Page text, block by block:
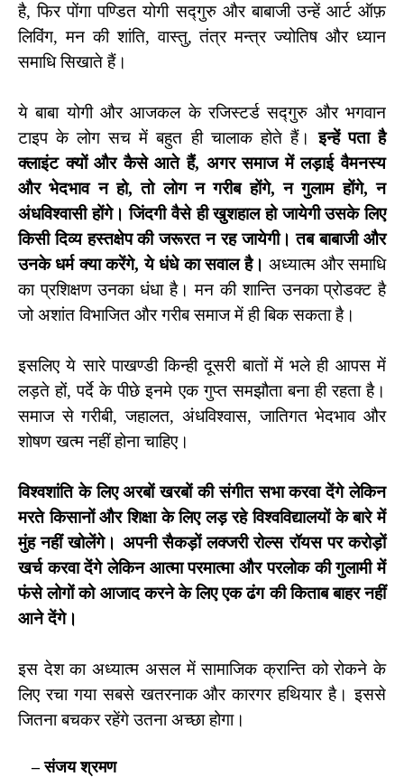
है,फिर पोंगा पण्डित योगी सद्गुरु और बाबाजी उन्हें आर्ट ऑफ़
लिविंग,मन की शांति,वास्तु,तंत्र मन्त्र ज्योतिष और ध्यान
समाधि सिखाते हैं।
ये बाबा योगी और आजकल के रजिस्टर्ड सद्गुरु और भगवान
टाइप के लोग सच में बहुत ही चालाक होते हैं।इन्हें पता है
क्लाइंट क्यों और कैसे आते हैं, अगर समाज में लड़ाई वैमनस्य
और भेदभाव न हो, तो लोग न गरीब होंगे, न गुलाम होंगे, न
अंधविश्वासी होंगे। जिंदगी वैसे ही खुशहाल हो जायेगी उसके लिए
किसी दिव्य हस्तक्षेप की जरूरत न रह जायेगी। तब बाबाजी और
उनके धर्म क्या करेंगे,ये धंधे का सवाल है।अध्यात्म और समाधि
का प्रशिक्षण उनका धंधा है। मन की शान्ति उनका प्रोडक्ट है
जो अशांत विभाजित और गरीब समाज में ही बिक सकता है।
इसलिए ये सारे पाखण्डी किन्ही दूसरी बातों में भले ही आपस में
लड़ते हों,पर्दे के पीछे इनमे एक गुप्त समझौता बना ही रहता है।
समाज से गरीबी,जहालत, अंधविश्वास,जातिगत भेदभाव और
शोषण खत्म नहीं होना चाहिए।
विश्वशांति के लिए अरबों खरबों की संगीत सभा करवा देंगे लेकिन
मरते किसानों और शिक्षा के लिए लड़ रहे विश्वविद्यालयों के बारे में
मुंह नहीं खोलेंगे। अपनी सैकड़ों लक्जरी रोल्स रॉयस पर करोड़ों
खर्च करवा देंगे लेकिन आत्मा परमात्मा और परलोक की गुलामी में
फंसे लोगों को आजाद करने के लिए एक ढंग की किताब बाहर नहीं
आने देंगे।
इस देश का अध्यात्म असल में सामाजिक क्रान्ति को रोकने के
लिए रचा गया सबसे खतरनाक और कारगर हथियार है। इससे
जितना बचकर रहेंगे उतना अच्छा होगा।
– संजय श्रमण